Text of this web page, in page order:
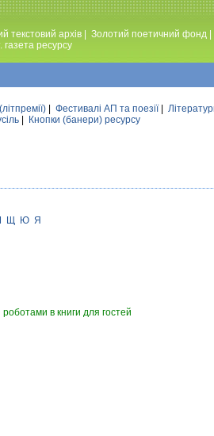
текстовий архів Золотий поетичний фонд
газета ресурсу
Фестивалi АП та поезiї|
Кнопки (банери) ресурсу
Щ Ю Я
в книги для гостей